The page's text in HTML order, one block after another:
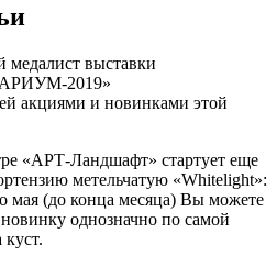
акциями и новинками этой
«АРТ-Ландшафт» стартует еще
метельчатую «Whitelight»:
мая (до конца месяца) Вы можете
однозначно по самой